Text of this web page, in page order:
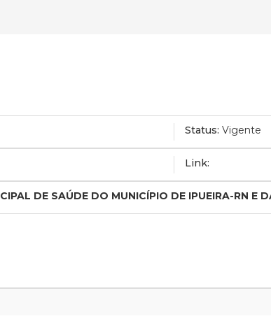
Status: Vigente
Link:
DE SAÚDE DO MUNICÍPIO DE IPUEIRA-RN E